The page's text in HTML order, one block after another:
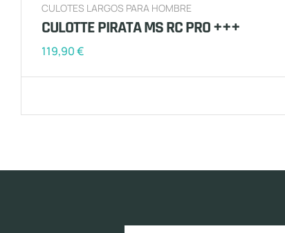
CULOTES LARGOS PARA HOMBRE
CULOTTE PIRATA MS RC PRO +++
119,90€